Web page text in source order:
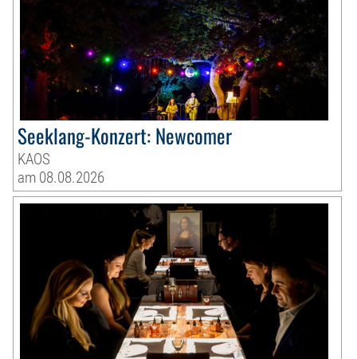
Seeklang-Konzert: Newcomer
KAOS
am 08.08.2026